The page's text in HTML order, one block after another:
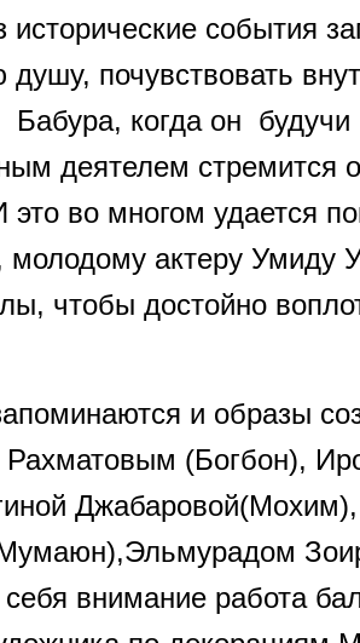
исторические события
душу, почувствовать
Бабура, когда он
деятелем стремится
во многом удается
молодому актеру Умиду
чтобы достойно
и образы
(Богбон),
внимание работа